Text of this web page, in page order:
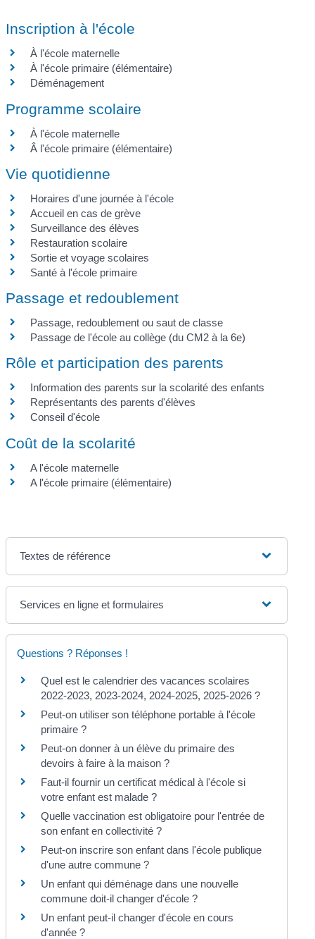
Inscription à l'école
À l'école maternelle
À l'école primaire (élémentaire)
Déménagement
Programme scolaire
À l'école maternelle
Â l'école primaire (élémentaire)
Vie quotidienne
Horaires d'une journée à l'école
Accueil en cas de grève
Surveillance des élèves
Restauration scolaire
Sortie et voyage scolaires
Santé à l'école primaire
Passage et redoublement
Passage, redoublement ou saut de classe
Passage de l'école au collège (du CM2 à la 6e)
Rôle et participation des parents
Information des parents sur la scolarité des enfants
Représentants des parents d'élèves
Conseil d'école
Coût de la scolarité
A l'école maternelle
A l'école primaire (élémentaire)
Textes de référence
Services en ligne et formulaires
Questions ? Réponses !
Quel est le calendrier des vacances scolaires
2022-2023, 2023-2024, 2024-2025, 2025-2026 ?
Peut-on utiliser son téléphone portable à l'école
primaire ?
Peut-on donner à un élève du primaire des
devoirs à faire à la maison ?
Faut-il fournir un certificat médical à l'école si
votre enfant est malade ?
Quelle vaccination est obligatoire pour l'entrée de
son enfant en collectivité ?
Peut-on inscrire son enfant dans l'école publique
d'une autre commune ?
Un enfant qui déménage dans une nouvelle
commune doit-il changer d'école ?
Un enfant peut-il changer d'école en cours
d'année ?